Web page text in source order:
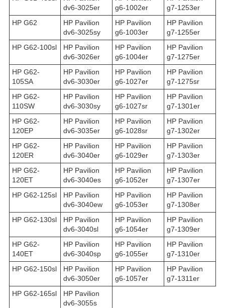
dv6-3025er
g6-1002er
g7-1253er
HP G62
HP Pavilion
dv6-3025sy
HP Pavilion
g6-1003er
HP Pavilion
g7-1255er
HP G62-100sl
HP Pavilion
dv6-3026er
HP Pavilion
g6-1004er
HP Pavilion
g7-1275er
HP G62-
105SA
HP Pavilion
dv6-3030er
HP Pavilion
g6-1027er
HP Pavilion
g7-1275sr
HP G62-
110SW
HP Pavilion
dv6-3030sy
HP Pavilion
g6-1027sr
HP Pavilion
g7-1301er
HP G62-
120EP
HP Pavilion
dv6-3035er
HP Pavilion
g6-1028sr
HP Pavilion
g7-1302er
HP G62-
120ER
HP Pavilion
dv6-3040er
HP Pavilion
g6-1029er
HP Pavilion
g7-1303er
HP G62-
120ET
HP Pavilion
dv6-3040es
HP Pavilion
g6-1052er
HP Pavilion
g7-1307er
HP G62-125sl
HP Pavilion
dv6-3040ew
HP Pavilion
g6-1053er
HP Pavilion
g7-1308er
HP G62-130sl
HP Pavilion
dv6-3040sl
HP Pavilion
g6-1054er
HP Pavilion
g7-1309er
HP G62-
140ET
HP Pavilion
dv6-3040sp
HP Pavilion
g6-1055er
HP Pavilion
g7-1310er
HP G62-150sl
HP Pavilion
dv6-3050er
HP Pavilion
g6-1057er
HP Pavilion
g7-1311er
HP G62-165sl
HP Pavilion
dv6-3055s